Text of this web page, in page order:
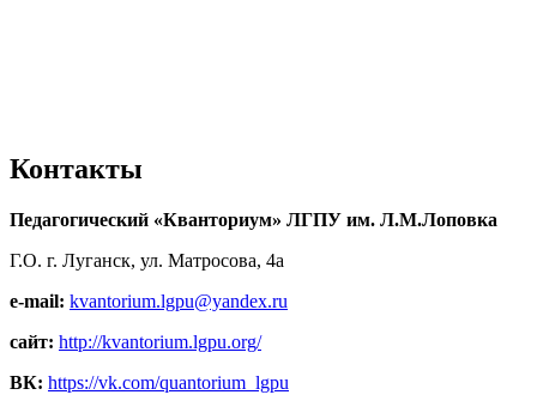
Контакты
Педагогический «Кванториум» ЛГПУ им. Л.М.Лоповка
Г.О. г. Луганск, ул. Матросова, 4а
e-mail: kvantorium.lgpu@yandex.ru
сайт: http://kvantorium.lgpu.org/
ВК: https://vk.com/quantorium_lgpu